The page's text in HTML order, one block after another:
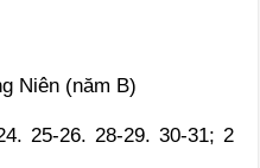
Niên (năm B)
25-26. 28-29. 30-31; 2